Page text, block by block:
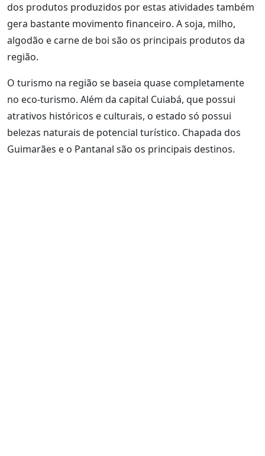
dos produtos produzidos por estas atividades também
gera bastante movimento financeiro. A soja, milho,
algodão e carne de boi são os principais produtos da
região.
O turismo na região se baseia quase completamente
no eco-turismo. Além da capital Cuiabá, que possui
atrativos históricos e culturais, o estado só possui
belezas naturais de potencial turístico. Chapada dos
Guimarães e o Pantanal são os principais destinos.